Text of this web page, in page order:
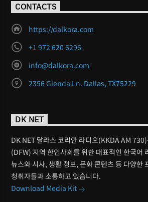
CONTACTS
https://dalkora.com
+1 972 620 6296
info@dalkora.com
2356 Glenda Ln. Dallas, TX75229
DK NET
DK NET 달라스 코리안 라디오(KKDA AM
(DFW) 지역 한인사회를 위한 대표적인 한국어
뉴스와 시사, 생활 정보, 문화 콘텐츠 등 다양한
청취자들과 소통하고 있습니다.
Download Media Kit